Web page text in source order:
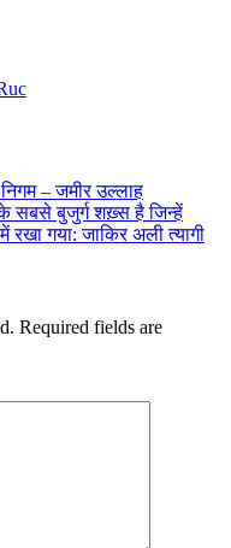
– जमीर उल्लाह
के सबसे बुजुर्ग शख़्स है जिन्हें
गया: जाकिर अली त्यागी
Required fields are